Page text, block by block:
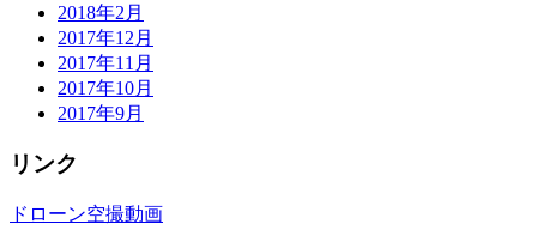
2018年2月
2017年12月
2017年11月
2017年10月
2017年9月
リンク
ドローン空撮動画